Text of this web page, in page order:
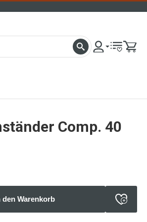
Comp. 40
den Warenkorb